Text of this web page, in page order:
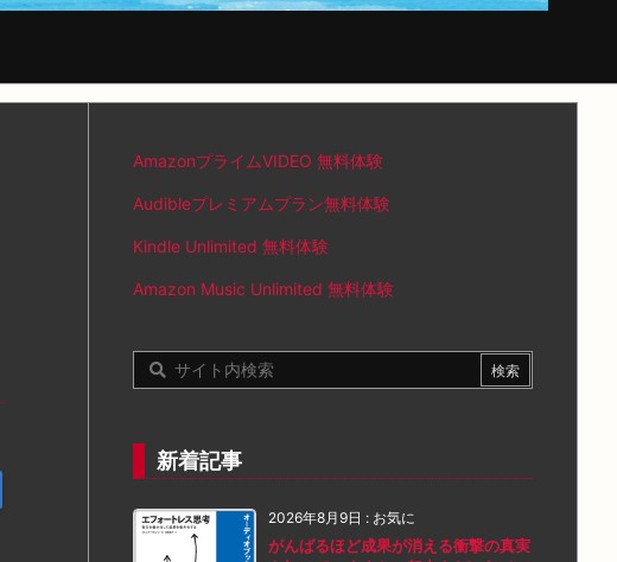
AmazonプライムVIDEO 無料体験
Audibleプレミアムプラン無料体験
Kindle Unlimited 無料体験
Amazon Music Unlimited 無料体験
新着記事
2026年8月9日 : お気に
がんばるほど成果が消える衝撃の真実